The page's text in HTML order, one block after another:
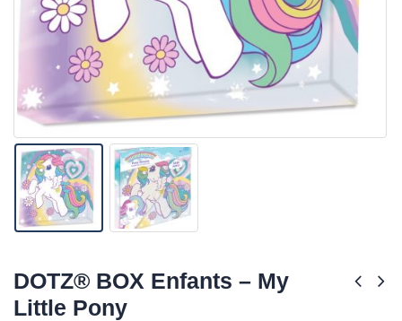
DOTZ® BOX Enfants – My
Little Pony